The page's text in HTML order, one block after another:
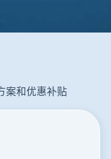
案和优惠补贴